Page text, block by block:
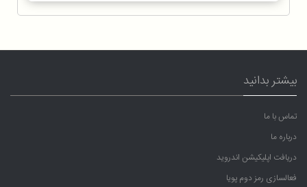
بیشتر بدانید
تماس با ما
درباره ما
دریافت اپلیکیشن اندروید
فعالسازی رمز دوم پویا